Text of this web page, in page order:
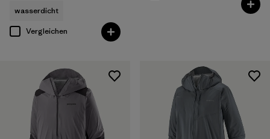
wasserdicht
Vergleichen